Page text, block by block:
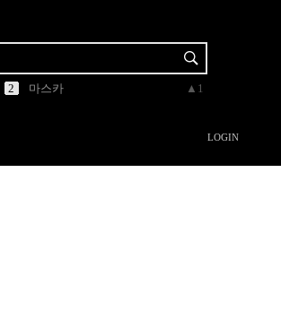
1 ▲3
2 ▲1
3 ▼-2
4 올리버피플스 ▲1
5 ▲3
LOGIN